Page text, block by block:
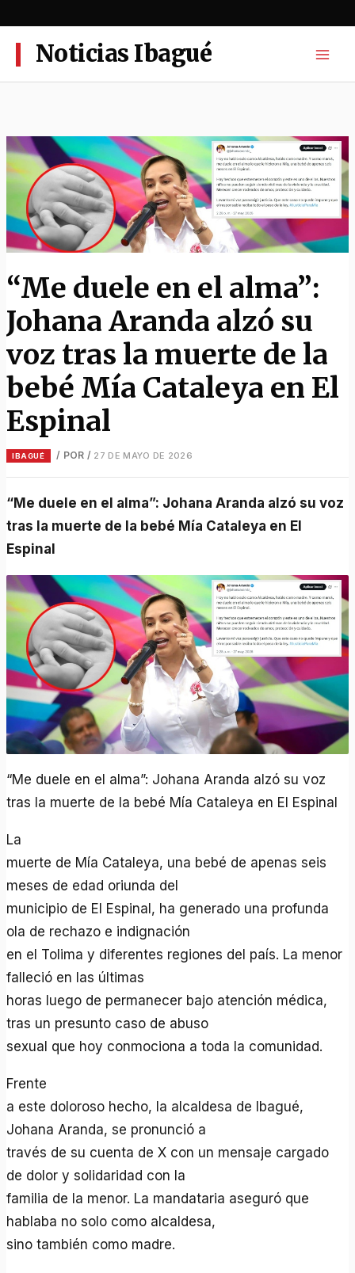
al
contenidoNoticias Ibagué
“Me duele en el alma”:
Johana Aranda alzó su
voz tras la muerte de la
bebé Mía Cataleya en El
Espinal
IBAGUÉ / POR / 27 DE MAYO DE 2026
“Me duele en el alma”: Johana Aranda alzó su voz
tras la muerte de la bebé Mía Cataleya en El
Espinal
“Me duele en el alma”: Johana Aranda alzó su voz
tras la muerte de la bebé Mía Cataleya en El Espinal
La
muerte de Mía Cataleya, una bebé de apenas seis
meses de edad oriunda del
municipio de El Espinal, ha generado una profunda
ola de rechazo e indignación
en el Tolima y diferentes regiones del país. La menor
falleció en las últimas
horas luego de permanecer bajo atención médica,
tras un presunto caso de abuso
sexual que hoy conmociona a toda la comunidad.
Frente
a este doloroso hecho, la alcaldesa de Ibagué,
Johana Aranda, se pronunció a
través de su cuenta de X con un mensaje cargado
de dolor y solidaridad con la
familia de la menor. La mandataria aseguró que
hablaba no solo como alcaldesa,
sino también como madre.